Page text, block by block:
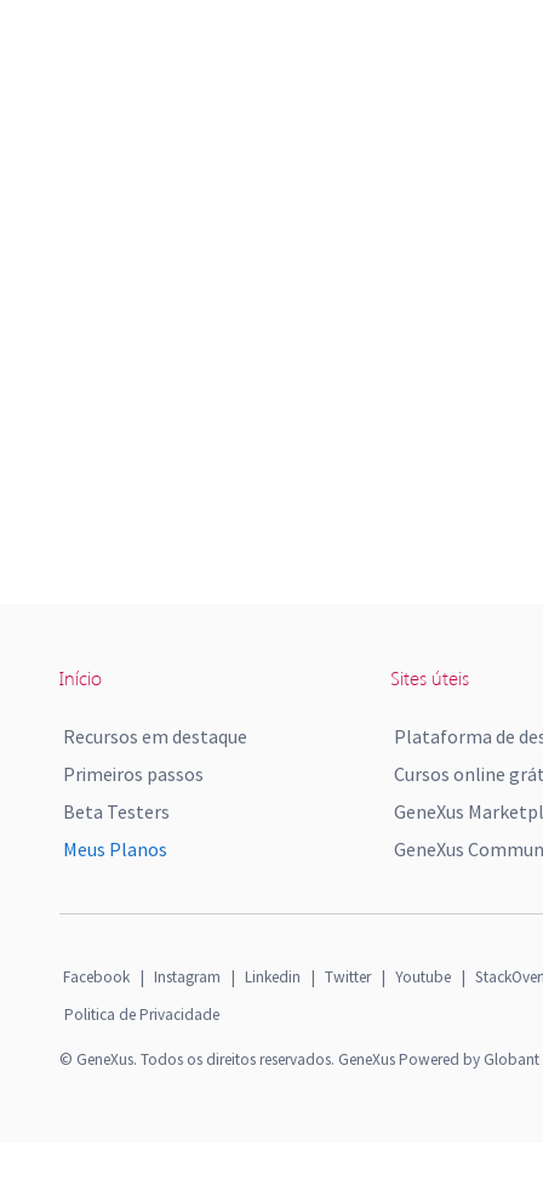
Início
Recursos em destaque
Primeiros passos
Beta Testers
Meus Planos
Sites úteis
Plataforma de
Cursos online
GeneXus
GeneXus
Facebook | Instagram | Linkedin | Twitter | Youtube |
Politica de Privacidade
© GeneXus. Todos os direitos reservados. GeneXus Powered by Globant